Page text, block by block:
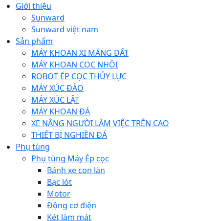
Giới thiệu
Sunward
Sunward việt nam
Sản phẩm
MÁY KHOAN XI MĂNG ĐẤT
MÁY KHOAN CỌC NHỒI
ROBOT ÉP CỌC THỦY LỰC
MÁY XÚC ĐÀO
MÁY XÚC LẬT
MÁY KHOAN ĐÁ
XE NÂNG NGƯỜI LÀM VIỆC TRÊN CAO
THIẾT BỊ NGHIỀN ĐÁ
Phụ tùng
Phụ tùng Máy Ép cọc
Bánh xe con lăn
Bạc lót
Motor
Động cơ điện
Két làm mát